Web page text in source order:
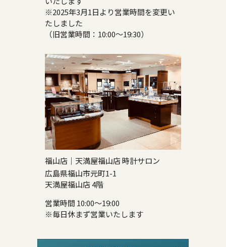
※2025年3月1日より営業時間を変更い
たしました
（旧営業時間：10:00～19:30）
福山店｜天満屋福山店 時計サロン
広島県福山市元町1-1
天満屋福山店 4階
営業時間 10:00～19:00
※毎日休まず営業いたします